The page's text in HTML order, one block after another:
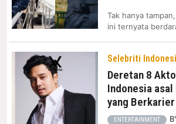
Tak hanya
ini ternyata
Selebriti
Deretan 8
Indonesia asal
yang
Hollywood,
ENTERTAINMENT